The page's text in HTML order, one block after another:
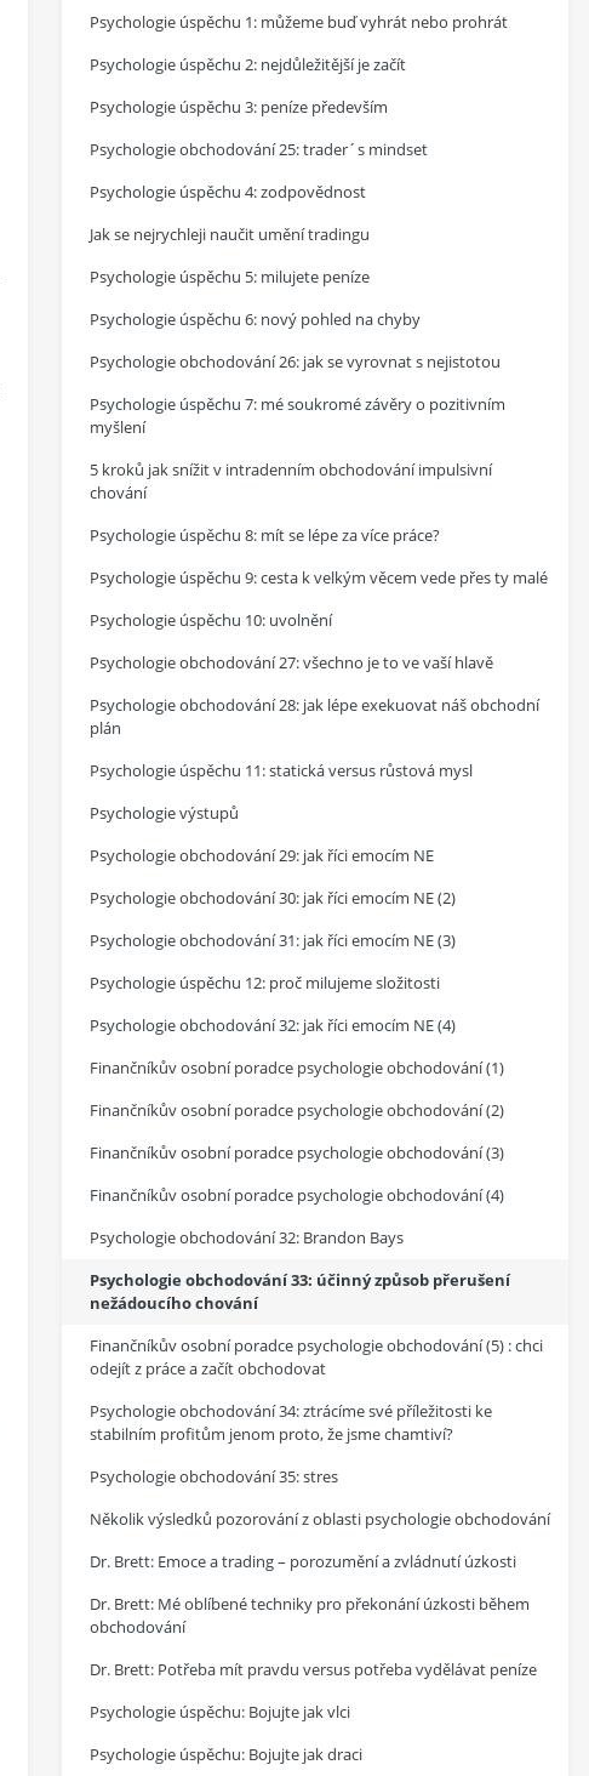
Psychologie úspěchu 1: můžeme buď vyhrát nebo prohrát
Psychologie úspěchu 2: nejdůležitější je začít
Psychologie úspěchu 3: peníze především
Psychologie obchodování 25: trader´s mindset
Psychologie úspěchu 4: zodpovědnost
Jak se nejrychleji naučit umění tradingu
Psychologie úspěchu 5: milujete peníze
Psychologie úspěchu 6: nový pohled na chyby
Psychologie obchodování 26: jak se vyrovnat s nejistotou
Psychologie úspěchu 7: mé soukromé závěry o pozitivním
myšlení
5 kroků jak snížit v intradenním obchodování impulsivní
chování
Psychologie úspěchu 8: mít se lépe za více práce?
Psychologie úspěchu 9: cesta k velkým věcem vede přes ty malé
Psychologie úspěchu 10: uvolnění
Psychologie obchodování 27: všechno je to ve vaší hlavě
Psychologie obchodování 28: jak lépe exekuovat náš obchodní
plán
Psychologie úspěchu 11: statická versus růstová mysl
Psychologie výstupů
Psychologie obchodování 29: jak říci emocím NE
Psychologie obchodování 30: jak říci emocím NE (2)
Psychologie obchodování 31: jak říci emocím NE (3)
Psychologie úspěchu 12: proč milujeme složitosti
Psychologie obchodování 32: jak říci emocím NE (4)
Finančníkův osobní poradce psychologie obchodování (1)
Finančníkův osobní poradce psychologie obchodování (2)
Finančníkův osobní poradce psychologie obchodování (3)
Finančníkův osobní poradce psychologie obchodování (4)
Psychologie obchodování 32: Brandon Bays
Psychologie obchodování 33: účinný způsob přerušení
nežádoucího chování
Finančníkův osobní poradce psychologie obchodování (5) : chci
odejít z práce a začít obchodovat
Psychologie obchodování 34: ztrácíme své příležitosti ke
stabilním profitům jenom proto, že jsme chamtiví?
Psychologie obchodování 35: stres
Několik výsledků pozorování z oblasti psychologie obchodování
Dr. Brett: Emoce a trading – porozumění a zvládnutí úzkosti
Dr. Brett: Mé oblíbené techniky pro překonání úzkosti během
obchodování
Dr. Brett: Potřeba mít pravdu versus potřeba vydělávat peníze
Psychologie úspěchu: Bojujte jak vlci
Psychologie úspěchu: Bojujte jak draci